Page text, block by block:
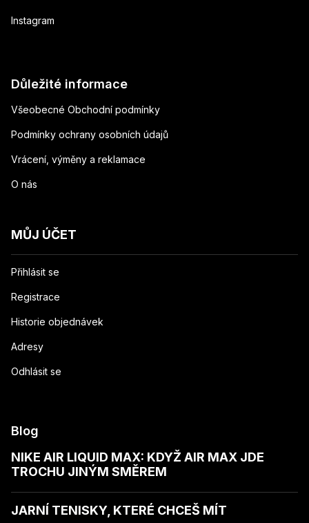
Instagram
Důležité informace
Všeobecné Obchodní podmínky
Podmínky ochrany osobních údajů
Vrácení, výměny a reklamace
O nás
MŮJ ÚČET
Přihlásit se
Registrace
Historie objednávek
Adresy
Odhlásit se
Blog
NIKE AIR LIQUID MAX: KDYŽ AIR MAX JDE
TROCHU JINÝM SMĚREM
JARNÍ TENISKY, KTERÉ CHCEŠ MÍT